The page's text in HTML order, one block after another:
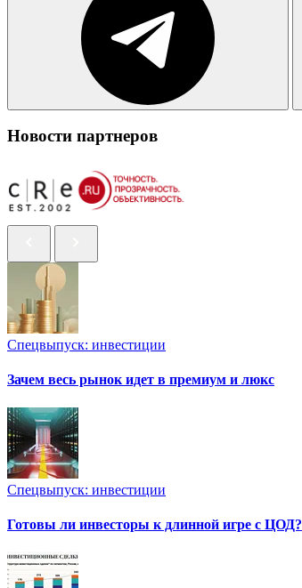
Новости партнеров
Спецвыпуск: инвестиции
Зачем весь рынок идет в премиум и люкс
Спецвыпуск: инвестиции
Готовы ли инвесторы к длинной игре с ЦОД?